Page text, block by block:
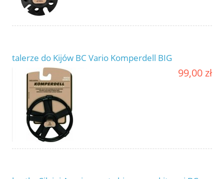
talerze do Kijów BC Vario Komperdell BIG
99,00 zł